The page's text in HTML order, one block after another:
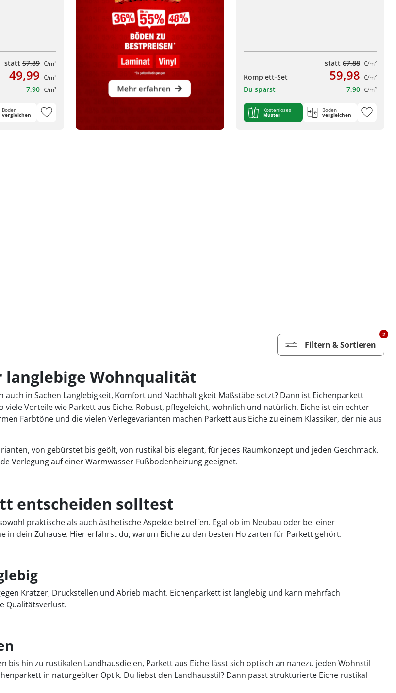
statt 57,89 €/m²
49,99 €/m²
7,90 €/m²
Boden
vergleichen
statt 67,88 €/m²
Komplett-Set 59,98 €/m²
Du sparst 7,90 €/m²
Kostenloses
Muster
Boden
vergleichen
Filtern & Sortieren
2
Wohnqualität
in Sachen Langlebigkeit, Komfort und Nachhaltigkeit Maßstäbe setzt? Dann ist Eichenparkett
Vorteile wie Parkett aus Eiche. Robust, pflegeleicht, wohnlich und natürlich, Eiche ist ein echter
Farbtöne und die vielen Verlegevarianten machen Parkett aus Eiche zu einem Klassiker, der nie aus
von gebürstet bis geölt, von rustikal bis elegant, für jedes Raumkonzept und jeden Geschmack.
Verlegung auf einer Warmwasser-Fußbodenheizung geeignet.
entscheiden solltest
praktische als auch ästhetische Aspekte betreffen. Egal ob im Neubau oder bei einer
in dein Zuhause. Hier erfährst du, warum Eiche zu den besten Holzarten für Parkett gehört:
Kratzer, Druckstellen und Abrieb macht. Eichenparkett ist langlebig und kann mehrfach
Qualitätsverlust.
hin zu rustikalen Landhausdielen, Parkett aus Eiche lässt sich optisch an nahezu jeden Wohnstil
in naturgeölter Optik. Du liebst den Landhausstil? Dann passt strukturierte Eiche rustikal